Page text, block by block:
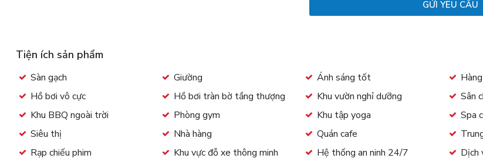
Tiện ích sản phẩm
Sàn gạch Giường Ánh sáng tốt
Hồ bơi vô cực
Hồ bơi tràn bờ tầng thượng Khu vườn nghỉ dưỡng
Sân
Khu BBQ ngoài trời
Phòng gym Khu tập yoga
Spa
Siêu thị
Nhà hàng Quán cafe
Rạp chiếu phim
Khu vực đỗ xe thông minh Hệ thống an ninh 24/7 Dịch